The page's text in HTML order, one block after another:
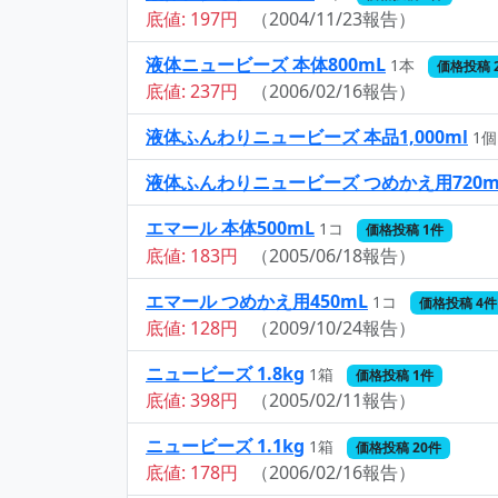
底値: 197円
（2004/11/23報告）
液体ニュービーズ 本体800mL 1本 価格投稿
底値: 237円
（2006/02/16報告）
液体ふんわりニュービーズ 本品1,000ml 1個
液体ふんわりニュービーズ つめかえ用
エマール 本体500mL 1コ 価格投稿 1件
底値: 183円
（2005/06/18報告）
エマール つめかえ用450mL 1コ 価格投稿 4件
底値: 128円
（2009/10/24報告）
ニュービーズ 1.8kg 1箱 価格投稿 1件
底値: 398円
（2005/02/11報告）
ニュービーズ 1.1kg 1箱 価格投稿 20件
底値: 178円
（2006/02/16報告）